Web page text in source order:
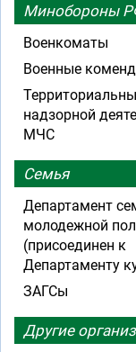
Минобороны
Военкоматы
Военные
надзорной
МЧС
Семья
Департамент
молодежной
(присоединен к
Департаменту
ЗАГСы
Другие